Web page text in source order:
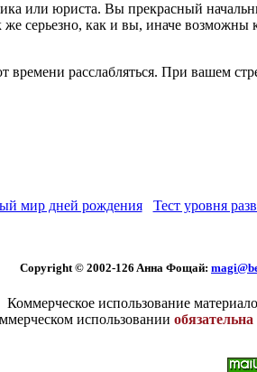
или юриста. Вы прекрасный
серьезно, как и вы, иначе
расслабляться. При вашем
мир дней рождения Тест уровня
Copyright © 2002-126 Aннa Фoщaй:
Коммерческое использование
использовании